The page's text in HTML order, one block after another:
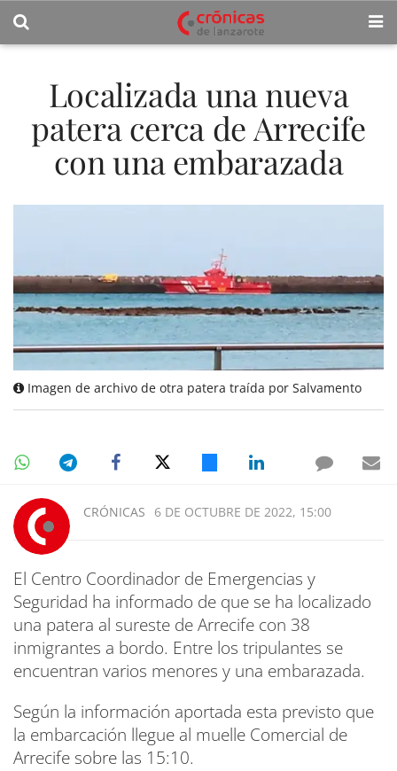
Localizada una nueva
patera cerca de Arrecife
con una embarazada
Imagen de archivo de otra patera traída por Salvamento
CRÓNICAS 6 DE OCTUBRE DE 2022, 15:00
El Centro Coordinador de Emergencias y
Seguridad ha informado de que se ha localizado
una patera al sureste de Arrecife con 38
inmigrantes a bordo. Entre los tripulantes se
encuentran varios menores y una embarazada.
Según la información aportada esta previsto que
la embarcación llegue al muelle Comercial de
Arrecife sobre las 15:10.